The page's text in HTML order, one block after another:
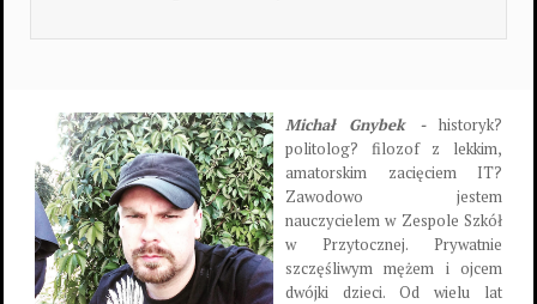
Michał Gnybek - historyk?
politolog? filozof z lekkim,
amatorskim zacięciem IT?
Zawodowo jestem
nauczycielem w Zespole Szkół
w Przytocznej. Prywatnie
szczęśliwym mężem i ojcem
dwójki dzieci. Od wielu lat